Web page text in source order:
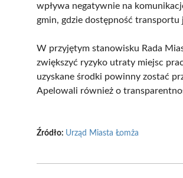
wpływa negatywnie na
gmin, gdzie dostępność transportu
W przyjętym stanowisku Rada
zwiększyć ryzyko utraty miejsc
uzyskane środki powinny zostać
Apelowali również o
Źródło: Urząd Miasta Łomża